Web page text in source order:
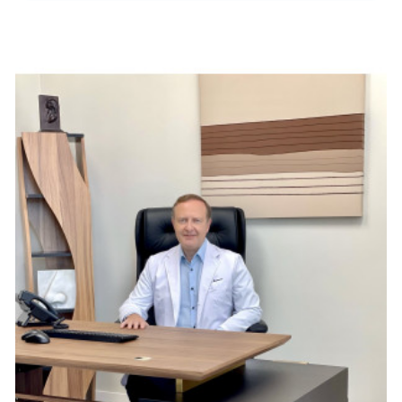
царит особая атмосфера, которая добавляет
очарования любому событию. От элегантного
современного дизайна до домашнего винтажного
декора — у вас есть из чего выбрать.
Профессиональные услуги. Если вы организуете
мероприятие в ресторане, у вас будет доступ к
профессиональным кейтеринговым услугам и
услугам по уборке, что значительно снизит ваш
стресс до и после мероприятия.
Качество еды. Благодаря собственной кухне
вероятность каких-либо неудач с едой значительно
снижается. Кроме того, рестораны стремятся
поддерживать высокое качество блюд, обеспечивая
гастрономическое удовольствие вашим гостям.
Местоположение. Проведение мероприятия в
ближайшем ресторане упрощает логистику и делает